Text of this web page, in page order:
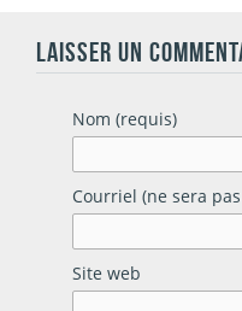
LAISSER UN
Nom (requis)
Courriel (ne sera
Site web